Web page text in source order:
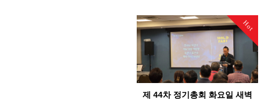
Hot
제 44차 정기총회 화요일 새벽